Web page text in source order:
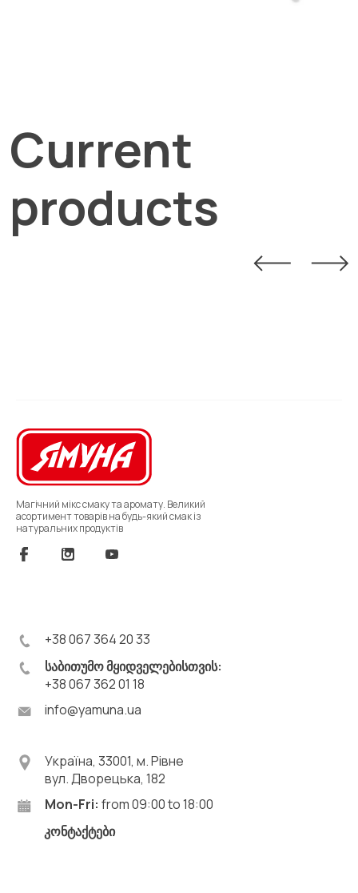
Current
products
Магічний мікс смаку та аромату. Великий
асортимент товарів на будь-який смак із
натуральних продуктів
+38 067 364 20 33
საბითუმო მყიდველებისთვის:
+38 067 362 01 18
info@yamuna.ua
Україна, 33001, м. Рівне
вул. Дворецька, 182
Mon-Fri: from 09:00 to 18:00
კონტაქტები